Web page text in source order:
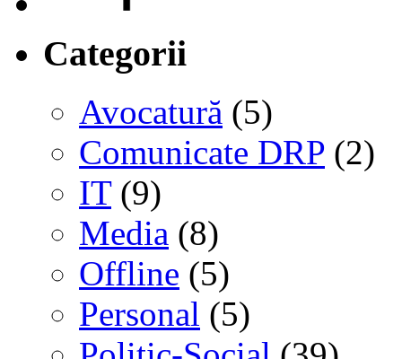
Categorii
Avocatură (5)
Comunicate DRP (2)
IT(9)
Media (8)
Offline (5)
Personal (5)